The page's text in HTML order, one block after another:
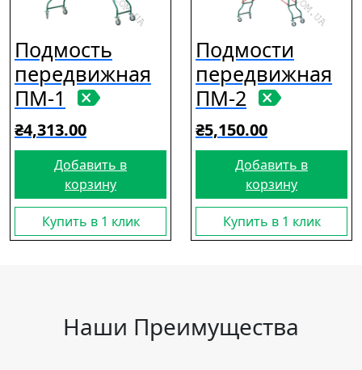
Подмость
передвижная
ПМ-1
₴4,313.00
Добавить в
корзину
Купить в 1 клик
Подмости
передвижная
ПМ-2
₴5,150.00
Добавить в
корзину
Купить в 1 клик
Наши Преимущества